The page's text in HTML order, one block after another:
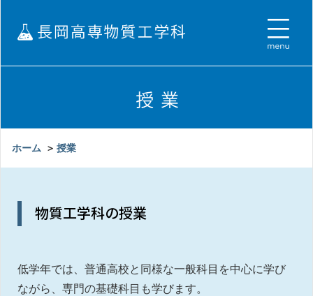
ホーム ＞ 授業
物質工学科の授業
低学年では、普通高校と同様な一般科目を中心に学び
ながら、専門の基礎科目も学びます。